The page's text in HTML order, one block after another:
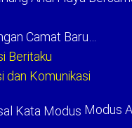
Camat Baru…
Beritaku
dan Komunikasi
Modus